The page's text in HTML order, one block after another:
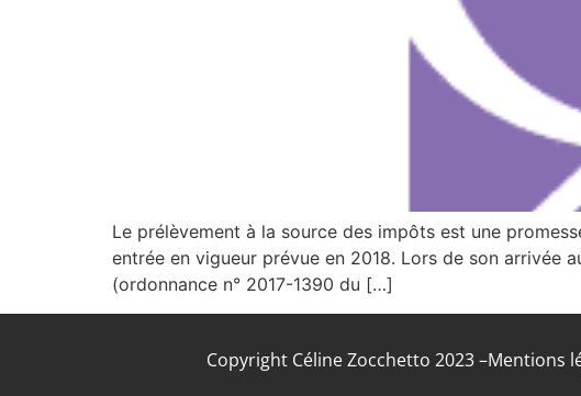
Le prélèvement à la source des impôts est une
entrée en vigueur prévue en 2018. Lors de son arrivée
(ordonnance n° 2017-1390 du […]
Copyright Céline Zocchetto 2023 –Mentions